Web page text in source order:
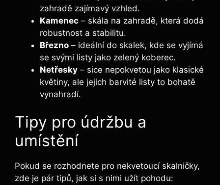
zahradě ⁤zajímavý vzhled.
Kamenec – skála na zahradě, která dodá​
robustnost ⁤a stabilitu.
Březno – ⁣ideální do skalek, kde se vyjímá
se svými listy jako zelený koberec.
Netřesky – sice nepokvetou jako klasické
květiny, ale jejich barvité⁢ listy to bohatě
vynahradí.
Tipy pro údržbu a
umístění
Pokud se rozhodnete pro nekvetoucí skalničky,
zde je pár tipů, jak si ‌s nimi užít‍ pohodu: